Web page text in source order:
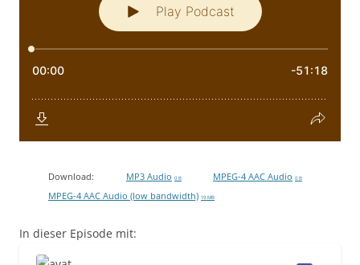
Download: MP3 Audio 0 B MPEG-4 AAC Audio 0 B
MPEG-4 AAC Audio (low bandwidth) 19 MB
In dieser Episode mit: